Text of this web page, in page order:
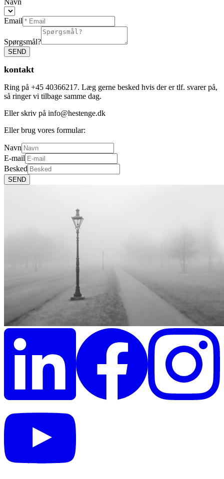
Navn
Email
Spørgsmål?
SEND
kontakt
Ring på +45 40366217. Læg gerne besked hvis der er tlf. svarer på,
så ringer vi tilbage samme dag.
Eller skriv på info@hestenge.dk
Eller brug vores formular:
Navn
E-mail
Besked
SEND